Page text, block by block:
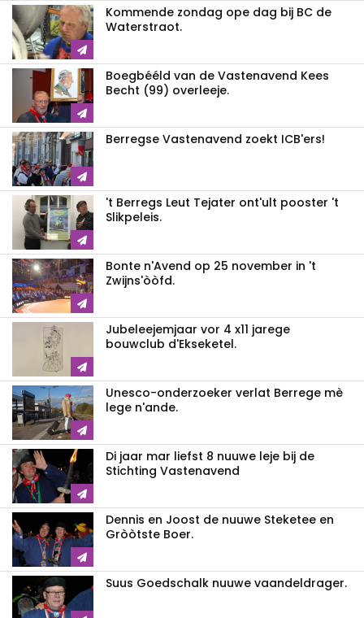
Kommende zondag ope dag bij BC de
Waterstraot.
Boegbééld van de Vastenavend Kees
Becht (99) overleeje.
Berregse Vastenavend zoekt ICB'ers!
't Berregs Leut Tejater ont'ult pooster 't
Slikpeleis.
Bonte n'Avend op 25 november in 't
Zwijns'òòfd.
Jubeleejemjaar vor 4 x11 jarege
bouwclub d'Ekseketel.
Unesco-onderzoeker verlat Berrege mè
lege n'ande.
Di jaar mar liefst 8 nuuwe leje bij de
Stichting Vastenavend
Dennis en Joost de nuuwe Steketee en
Gròòtste Boer.
Suus Goedschalk nuuwe vaandeldrager.